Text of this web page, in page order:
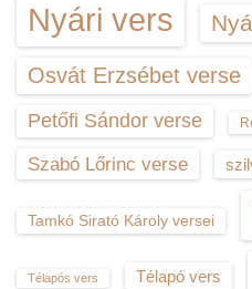
Nyári vers
Osvát Erzsébet verse
Petőfi Sándor verse
Szabó Lőrinc verse
Tamkó Sirató Károly versei
Télapós vers Télapó vers